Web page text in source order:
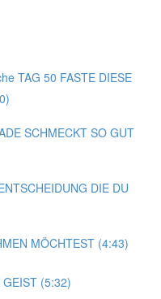
TAG 50 FASTE DIESE
SCHMECKT SO GUT
DIE DU
MÖCHTEST (4:43)
(5:32)